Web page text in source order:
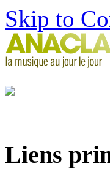
Skip to
Liens